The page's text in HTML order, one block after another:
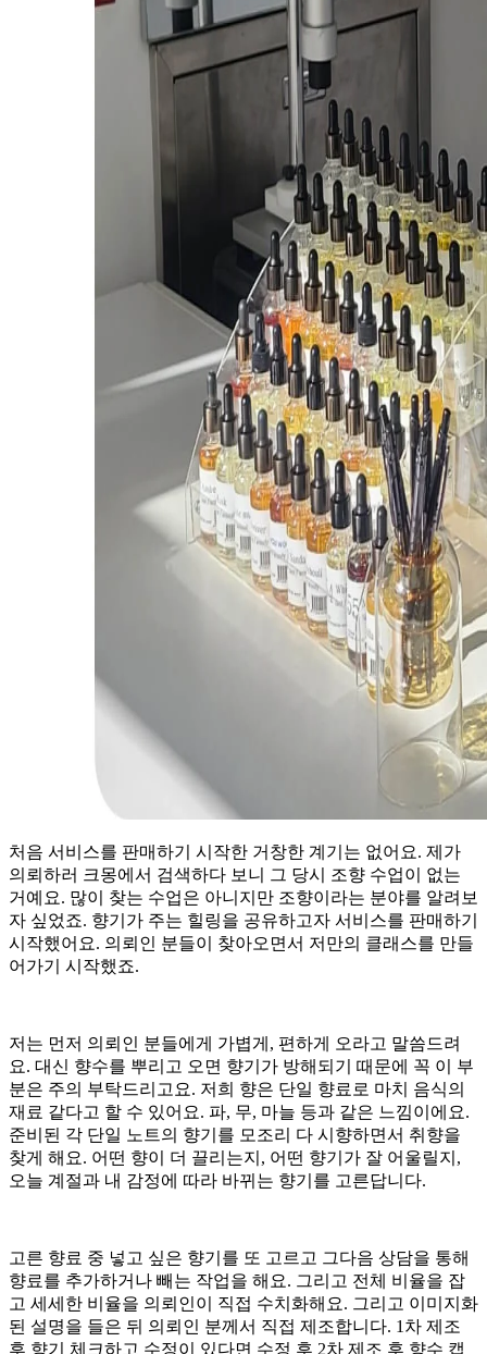
처음 서비스를 판매하기 시작한 거창한 계기는 없어요. 제가
의뢰하러 크몽에서 검색하다 보니 그 당시 조향 수업이 없는
거예요. 많이 찾는 수업은 아니지만 조향이라는 분야를 알려보
자 싶었죠. 향기가 주는 힐링을 공유하고자 서비스를 판매하기
시작했어요. 의뢰인 분들이 찾아오면서 저만의 클래스를 만들
어가기 시작했죠.
저는 먼저 의뢰인 분들에게 가볍게, 편하게 오라고 말씀드려
요. 대신 향수를 뿌리고 오면 향기가 방해되기 때문에 꼭 이 부
분은 주의 부탁드리고요. 저희 향은 단일 향료로 마치 음식의
재료 같다고 할 수 있어요. 파, 무, 마늘 등과 같은 느낌이에요.
준비된 각 단일 노트의 향기를 모조리 다 시향하면서 취향을
찾게 해요. 어떤 향이 더 끌리는지, 어떤 향기가 잘 어울릴지,
오늘 계절과 내 감정에 따라 바뀌는 향기를 고른답니다.
고른 향료 중 넣고 싶은 향기를 또 고르고 그다음 상담을 통해
향료를 추가하거나 빼는 작업을 해요. 그리고 전체 비율을 잡
고 세세한 비율을 의뢰인이 직접 수치화해요. 그리고 이미지화
된 설명을 들은 뒤 의뢰인 분께서 직접 제조합니다. 1차 제조
후 향기 체크하고 수정이 있다면 수정 후 2차 제조 후 향수 캡